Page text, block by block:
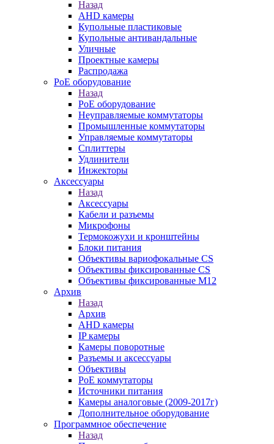
Назад
AHD камеры
Купольные пластиковые
Купольные антивандальные
Уличные
Проектные камеры
Распродажа
PoE оборудование
Назад
PoE оборудование
Неуправляемые коммутаторы
Промышленные коммутаторы
Управляемые коммутаторы
Сплиттеры
Удлинители
Инжекторы
Аксессуары
Назад
Аксессуары
Кабели и разъемы
Микрофоны
Термокожухи и кронштейны
Блоки питания
Объективы вариофокальные CS
Объективы фиксированные CS
Объективы фиксированные М12
Архив
Назад
Архив
AHD камеры
IP камеры
Камеры поворотные
Разъемы и аксессуары
Объективы
PoE коммутаторы
Источники питания
Камеры аналоговые (2009-2017г)
Дополнительное оборудование
Программное обеспечение
Назад